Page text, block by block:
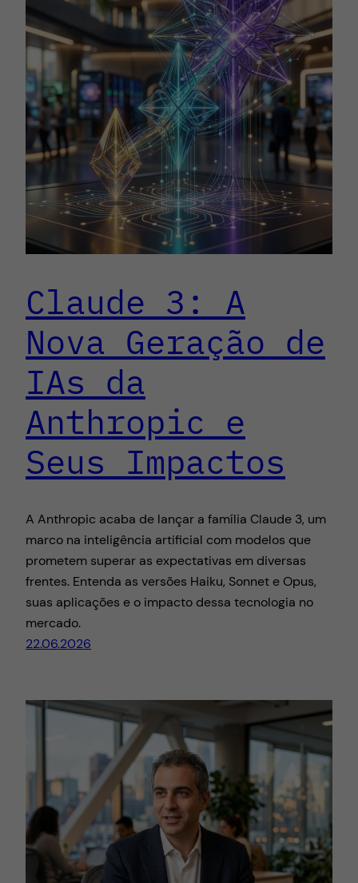
Claude 3: A
Nova Geração de
IAs da
Anthropic e
Seus Impactos
A Anthropic acaba de lançar a família Claude 3, um
marco na inteligência artificial com modelos que
prometem superar as expectativas em diversas
frentes. Entenda as versões Haiku, Sonnet e Opus,
suas aplicações e o impacto dessa tecnologia no
mercado.
22.06.2026